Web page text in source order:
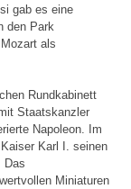
gab es eine
den Park
als
Rundkabinett
Staatskanzler
Napoleon. Im
Karl I. seinen
Das
Miniaturen